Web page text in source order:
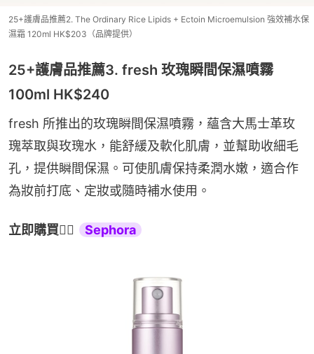
25+護膚品推薦2. The Ordinary Rice Lipids + Ectoin Microemulsion 強效補水保
濕霜 120ml HK$203（品牌提供）
25+護膚品推薦3. fresh 玫瑰瞬間保濕噴霧
100ml HK$240
fresh 所推出的玫瑰瞬間保濕噴霧，蘊含大馬士革玫
瑰萃取與玫瑰水，能舒緩及軟化肌膚，並幫助收細毛
孔，提供瞬間保濕。可使肌膚保持柔潤水嫩，適合作
為妝前打底、定妝或隨時補水使用。
立即購買👉🏻 Sephora